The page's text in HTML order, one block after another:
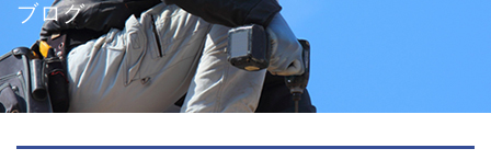
ブログ